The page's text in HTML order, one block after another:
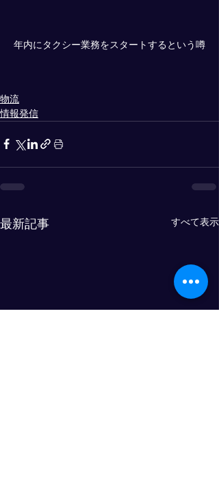
年内にタクシー業務をスタートするという噂
物流
情報発信
最新記事 すべて表示